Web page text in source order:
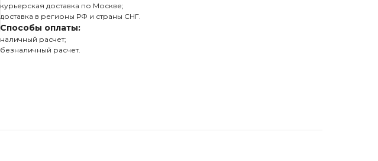
курьерская доставка по Москве;
доставка в регионы РФ и страны СНГ.
Способы оплаты:
наличный расчет;
безналичный расчет.